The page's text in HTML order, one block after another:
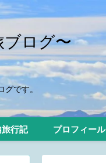
ログ〜
です。
旅行記 プロフィール